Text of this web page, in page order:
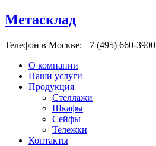
Метасклад
Телефон в Москве: +7 (495) 660-3900
О компании
Наши услуги
Продукция
Стеллажи
Шкафы
Сейфы
Тележки
Контакты